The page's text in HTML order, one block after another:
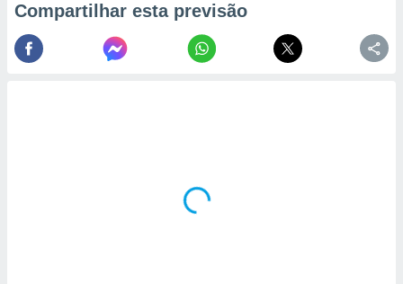
Compartilhar esta previsão